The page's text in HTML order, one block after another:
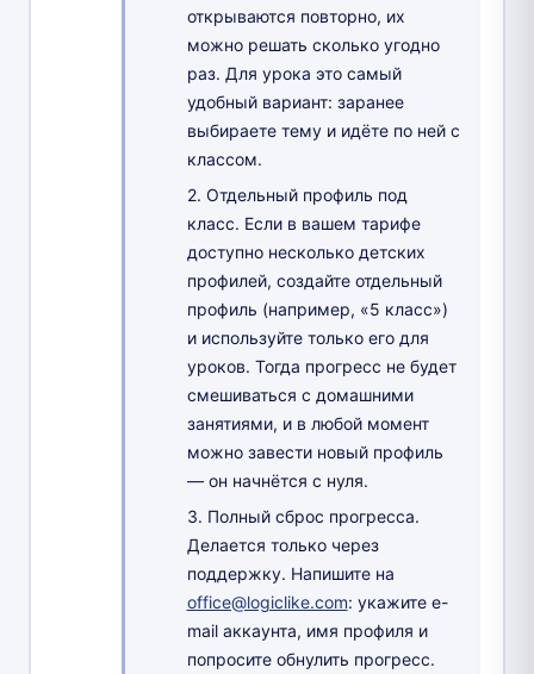
открываются повторно, их
можно решать сколько угодно
раз. Для урока это самый
удобный вариант: заранее
выбираете тему и идёте по ней с
классом.
2. Отдельный профиль под
класс. Если в вашем тарифе
доступно несколько детских
профилей, создайте отдельный
профиль (например, «5 класс»)
и используйте только его для
уроков. Тогда прогресс не будет
смешиваться с домашними
занятиями, и в любой момент
можно завести новый профиль
— он начнётся с нуля.
3. Полный сброс прогресса.
Делается только через
поддержку. Напишите на
office@logiclike.com: укажите e-
mail аккаунта, имя профиля и
попросите обнулить прогресс.